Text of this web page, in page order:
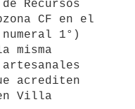
CF en el
1°)
misma
artesanales
acrediten
Villa